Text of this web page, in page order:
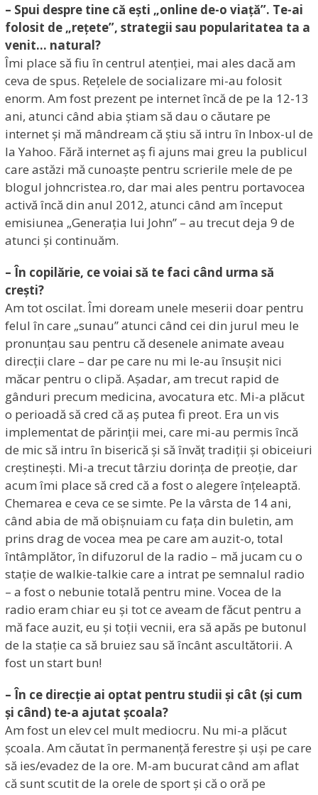
– Spui despre tine că ești „online de-o viață”. Te-ai
folosit de „rețete”, strategii sau popularitatea ta a
venit… natural?
Îmi place să fiu în centrul atenției, mai ales dacă am
ceva de spus. Rețelele de socializare mi-au folosit
enorm. Am fost prezent pe internet încă de pe la 12-13
ani, atunci când abia știam să dau o căutare pe
internet și mă mândream că știu să intru în Inbox-ul de
la Yahoo. Fără internet aș fi ajuns mai greu la publicul
care astăzi mă cunoaște pentru scrierile mele de pe
blogul johncristea.ro, dar mai ales pentru portavocea
activă încă din anul 2012, atunci când am început
emisiunea „Generația lui John” – au trecut deja 9 de
atunci și continuăm.
– În copilărie, ce voiai să te faci când urma să
crești?
Am tot oscilat. Îmi doream unele meserii doar pentru
felul în care „sunau” atunci când cei din jurul meu le
pronunțau sau pentru că desenele animate aveau
direcții clare – dar pe care nu mi le-au însușit nici
măcar pentru o clipă. Așadar, am trecut rapid de
gânduri precum medicina, avocatura etc. Mi-a plăcut
o perioadă să cred că aș putea fi preot. Era un vis
implementat de părinții mei, care mi-au permis încă
de mic să intru în biserică și să învăț tradiții și obiceiuri
creștinești. Mi-a trecut târziu dorința de preoție, dar
acum îmi place să cred că a fost o alegere înțeleaptă.
Chemarea e ceva ce se simte. Pe la vârsta de 14 ani,
când abia de mă obișnuiam cu fața din buletin, am
prins drag de vocea mea pe care am auzit-o, total
întâmplător, în difuzorul de la radio – mă jucam cu o
stație de walkie-talkie care a intrat pe semnalul radio
– a fost o nebunie totală pentru mine. Vocea de la
radio eram chiar eu și tot ce aveam de făcut pentru a
mă face auzit, eu și toții vecnii, era să apăs pe butonul
de la stație ca să bruiez sau să încânt ascultătorii. A
fost un start bun!
– În ce direcție ai optat pentru studii și cât (și cum
și când) te-a ajutat școala?
Am fost un elev cel mult mediocru. Nu mi-a plăcut
școala. Am căutat în permanență ferestre și uși pe care
să ies/evadez de la ore. M-am bucurat când am aflat
că sunt scutit de la orele de sport și că o oră pe